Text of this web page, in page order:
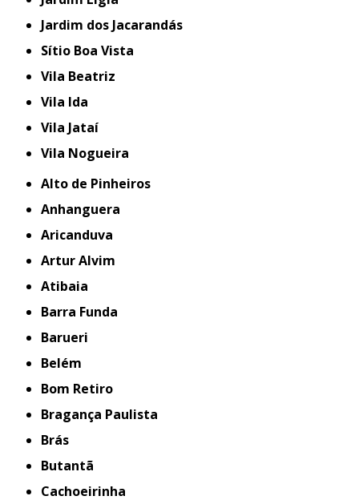
Jardim dos Jacarandás
Sítio Boa Vista
Vila Beatriz
Vila Ida
Vila Jataí
Vila Nogueira
Alto de Pinheiros
Anhanguera
Aricanduva
Artur Alvim
Atibaia
Barra Funda
Barueri
Belém
Bom Retiro
Bragança Paulista
Brás
Butantã
Cachoeirinha